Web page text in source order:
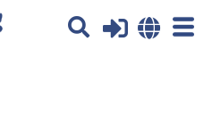
További tájékoztatás itt: